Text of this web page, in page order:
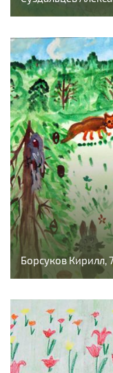
Борсуков Кирилл,